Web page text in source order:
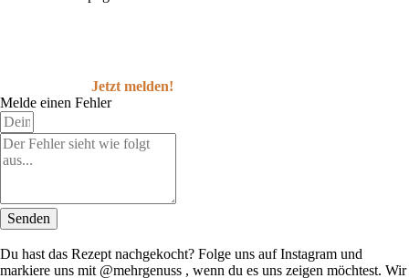
Jetzt melden!
Melde einen Fehler
Senden
Du hast das Rezept nachgekocht? Folge uns auf Instagram und
markiere uns mit @mehrgenuss , wenn du es uns zeigen möchtest. Wir